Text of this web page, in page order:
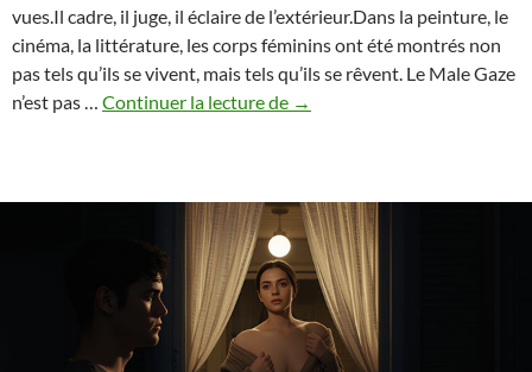
vues.Il cadre, il juge, il éclaire de l’extérieur.Dans la peinture, le
cinéma, la littérature, les corps féminins ont été montrés non
pas tels qu’ils se vivent, mais tels qu’ils se rêvent. Le Male Gaze
n’est pas … Continuer la lecture de Female
Gaze
–
comment
le
regard
érotique
→